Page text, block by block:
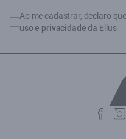
Ao me cadastrar, declaro
uso e privacidade da Ellus